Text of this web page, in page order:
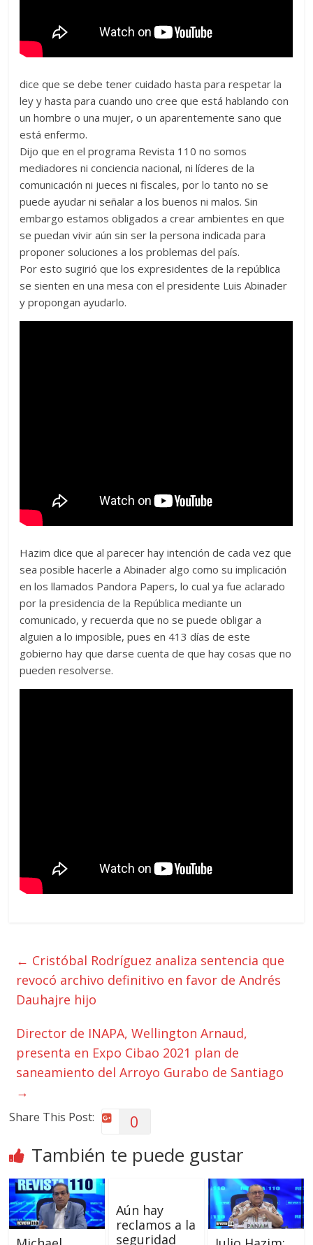
dice que se debe tener cuidado hasta para respetar la
ley y hasta para cuando uno cree que está hablando con
un hombre o una mujer, o un aparentemente sano que
está enfermo.
Dijo que en el programa Revista 110 no somos
mediadores ni conciencia nacional, ni líderes de la
comunicación ni jueces ni fiscales, por lo tanto no se
puede ayudar ni señalar a los buenos ni malos. Sin
embargo estamos obligados a crear ambientes en que
se puedan vivir aún sin ser la persona indicada para
proponer soluciones a los problemas del país.
Por esto sugirió que los expresidentes de la república
se sienten en una mesa con el presidente Luis Abinader
y propongan ayudarlo.
Hazim dice que al parecer hay intención de cada vez que
sea posible hacerle a Abinader algo como su implicación
en los llamados Pandora Papers, lo cual ya fue aclarado
por la presidencia de la República mediante un
comunicado, y recuerda que no se puede obligar a
alguien a lo imposible, pues en 413 días de este
gobierno hay que darse cuenta de que hay cosas que no
pueden resolverse.
← Cristóbal Rodríguez analiza sentencia que
revocó archivo definitivo en favor de Andrés
Dauhajre hijo
Director de INAPA, Wellington Arnaud,
presenta en Expo Cibao 2021 plan de
saneamiento del Arroyo Gurabo de Santiago
→
Share This Post: 0
También te puede gustar
Aún hay
reclamos a la
seguridad